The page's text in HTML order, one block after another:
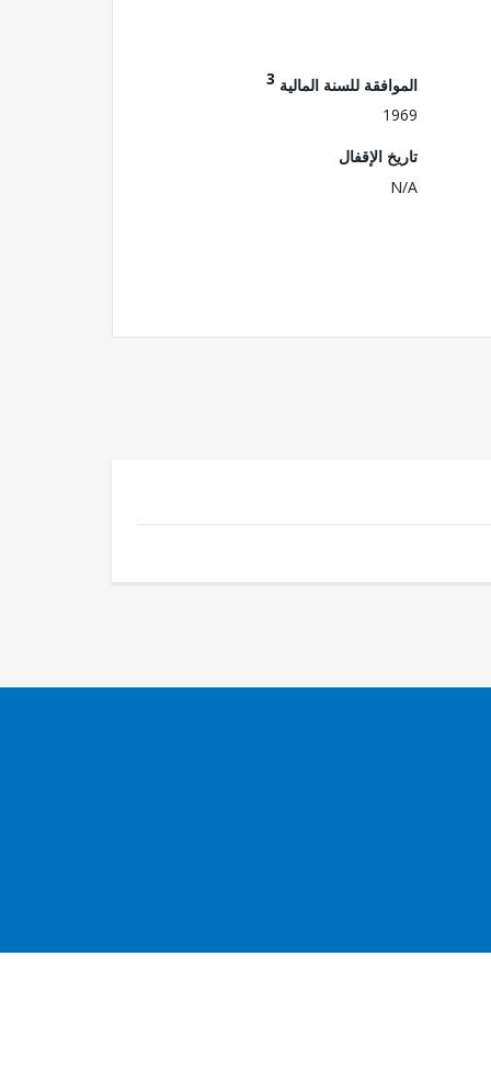
الموافقة للسنة المالية 3
1969
تاريخ الإقفال
N/A